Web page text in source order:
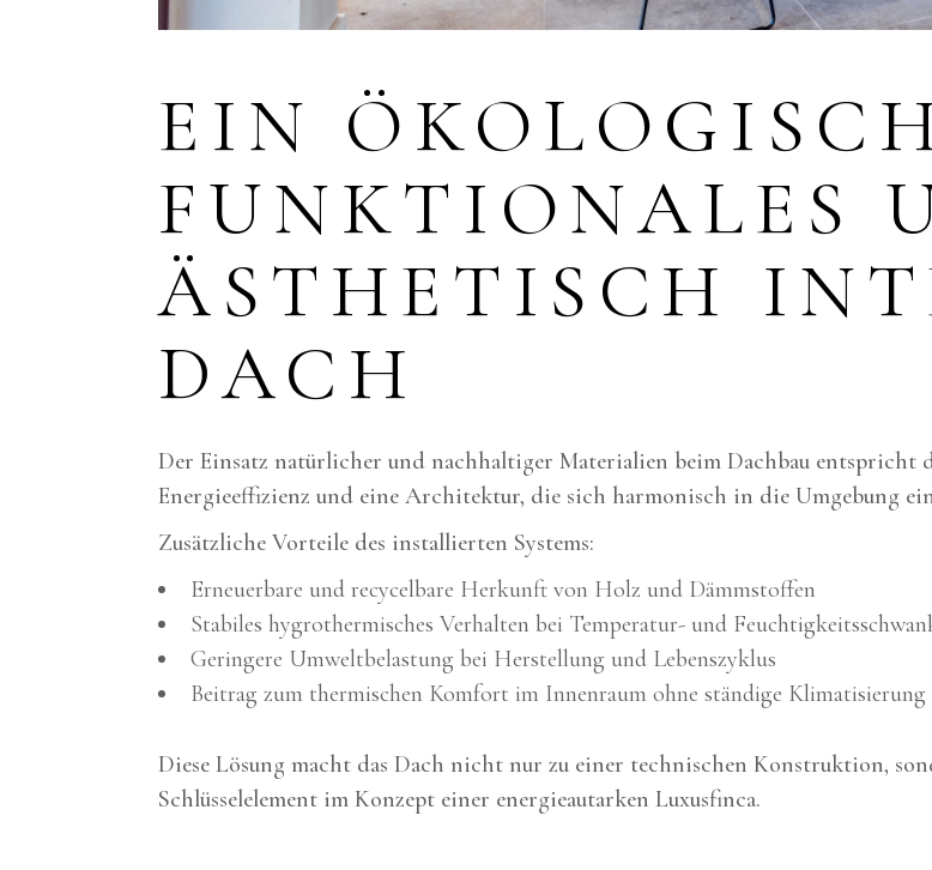
EIN
FUNKTIONALES
ÄSTHETISCH
DACH
Der Einsatz natürlicher und nachhaltiger Materialien beim Dachbau entspricht
Energieeffizienz und eine Architektur, die sich harmonisch in die Umgebung
Zusätzliche Vorteile des installierten Systems:
Erneuerbare und recycelbare Herkunft von Holz und Dämmstoffen
Stabiles hygrothermisches Verhalten bei Temperatur- und
Geringere Umweltbelastung bei Herstellung und Lebenszyklus
Beitrag zum thermischen Komfort im Innenraum ohne ständige Klimatisierung
Diese Lösung macht das Dach nicht nur zu einer technischen Konstruktion,
Schlüsselelement im Konzept einer energieautarken Luxusfinca.